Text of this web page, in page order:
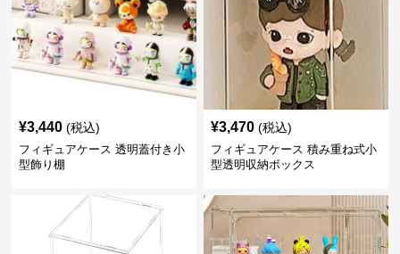
¥3,440 (税込)
フィギュアケース 透明蓋付き小
型飾り棚
¥3,470 (税込)
フィギュアケース 積み重ね式小
型透明収納ボックス